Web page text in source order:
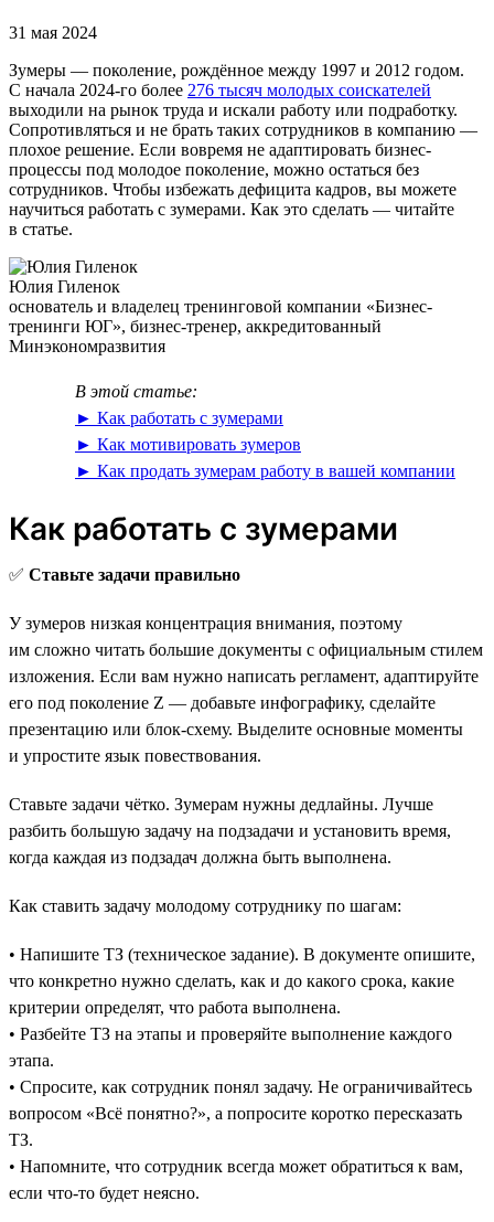
31 мая 2024
Зумеры — поколение, рождённое между 1997 и 2012 годом.
С начала 2024-го более 276 тысяч молодых соискателей
выходили на рынок труда и искали работу или подработку.
Сопротивляться и не брать таких сотрудников в компанию —
плохое решение. Если вовремя не адаптировать бизнес-
процессы под молодое поколение, можно остаться без
сотрудников. Чтобы избежать дефицита кадров, вы можете
научиться работать с зумерами. Как это сделать — читайте
в статье.
Юлия Гиленок
основатель и владелец тренинговой компании «Бизнес-
тренинги ЮГ», бизнес-тренер, аккредитованный
Минэкономразвития
В этой статье:
► Как работать с зумерами
► Как мотивировать зумеров
► Как продать зумерам работу в вашей компании
Как работать с зумерами
✅ Ставьте задачи правильно
У зумеров низкая концентрация внимания, поэтому
им сложно читать большие документы с официальным стилем
изложения. Если вам нужно написать регламент, адаптируйте
его под поколение Z — добавьте инфографику, сделайте
презентацию или блок-схему. Выделите основные моменты
и упростите язык повествования.
Ставьте задачи чётко. Зумерам нужны дедлайны. Лучше
разбить большую задачу на подзадачи и установить время,
когда каждая из подзадач должна быть выполнена.
Как ставить задачу молодому сотруднику по шагам:
• Напишите ТЗ (техническое задание). В документе опишите,
что конкретно нужно сделать, как и до какого срока, какие
критерии определят, что работа выполнена.
• Разбейте ТЗ на этапы и проверяйте выполнение каждого
этапа.
• Спросите, как сотрудник понял задачу. Не ограничивайтесь
вопросом «‎Всё понятно?», а попросите коротко пересказать
ТЗ.
• Напомните, что сотрудник всегда может обратиться к вам,
если что-то будет неясно.